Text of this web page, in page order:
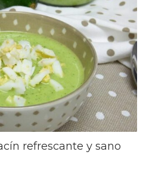
refrescante y sano